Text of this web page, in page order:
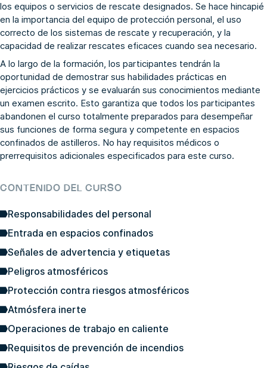
los equipos o servicios de rescate designados. Se hace hincapié
en la importancia del equipo de protección personal, el uso
correcto de los sistemas de rescate y recuperación, y la
capacidad de realizar rescates eficaces cuando sea necesario.
A lo largo de la formación, los participantes tendrán la
oportunidad de demostrar sus habilidades prácticas en
ejercicios prácticos y se evaluarán sus conocimientos mediante
un examen escrito. Esto garantiza que todos los participantes
abandonen el curso totalmente preparados para desempeñar
sus funciones de forma segura y competente en espacios
confinados de astilleros. No hay requisitos médicos o
prerrequisitos adicionales especificados para este curso.
CONTENIDO DEL CURSO
Responsabilidades del personal
Entrada en espacios confinados
Señales de advertencia y etiquetas
Peligros atmosféricos
Protección contra riesgos atmosféricos
Atmósfera inerte
Operaciones de trabajo en caliente
Requisitos de prevención de incendios